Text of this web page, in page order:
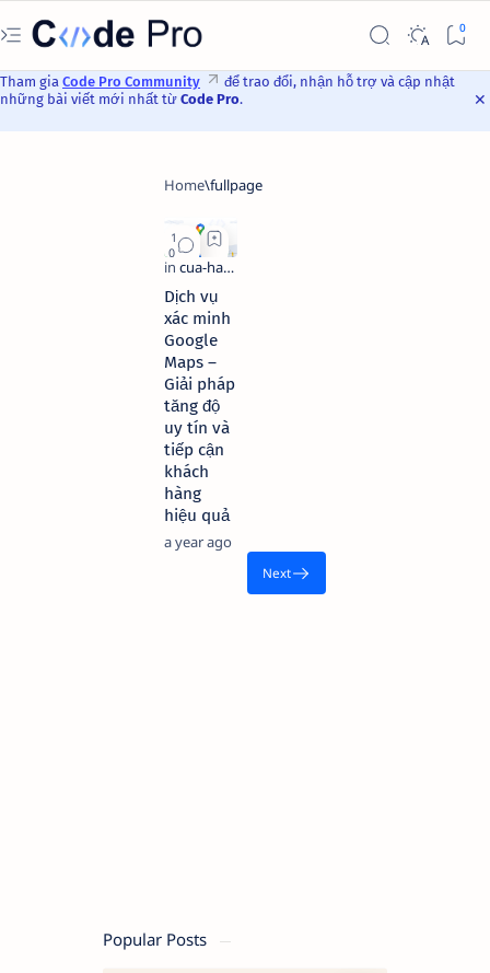
Tham gia Code Pro Community
để trao đổi, nhận hỗ trợ và cập nhật
những bài viết mới nhất từ Code Pro.
Dịch vụ
xác minh
Google
Maps –
Giải pháp
tăng độ
uy tín và
tiếp cận
khách
hàng
hiệu quả
a year ago
Popular Posts